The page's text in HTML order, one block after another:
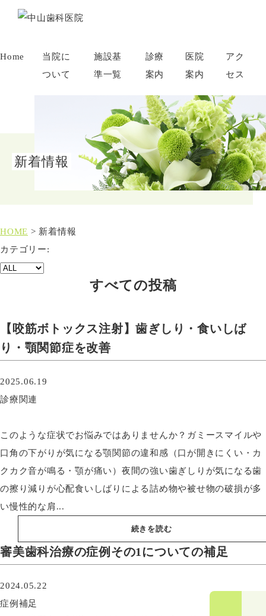
Home
当院に
ついて
施設基
準一覧
診療
案内
医院
案内
アク
セス
新着情報
HOME > 新着情報
カテゴリー:
すべての投稿
【咬筋ボトックス注射】歯ぎしり・食いしば
り・顎関節症を改善
2025.06.19
診療関連
このような症状でお悩みではありませんか？ガミースマイルや
口角の下がりが気になる顎関節の違和感（口が開きにくい・カ
クカク音が鳴る・顎が痛い）夜間の強い歯ぎしりが気になる歯
の擦り減りが心配食いしばりによる詰め物や被せ物の破損が多
い慢性的な肩...
続きを読む
審美歯科治療の症例その1についての補足
2024.05.22
症例補足